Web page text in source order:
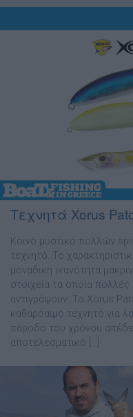
Τεχνητά Xorus
Κοινό µυστικό πολλών
τεχνητό. Το
µοναδική ικανότητα
στοιχεία τα οποία
αντιγράψουν. Το Xorus
καθαρόαιµο τεχνητό για
πάροδο του χρόνου
αποτελεσµατικό […]